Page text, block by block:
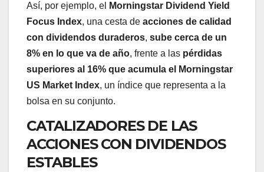
Así, por ejemplo, el
Morningstar Dividend Yield
Focus Index, una cesta de acciones de calidad
con dividendos duraderos, sube cerca de un
8% en lo que va de año, frente a las pérdidas
superiores al 16% que acumula el Morningstar
US Market Index, un índice que representa a la
bolsa en su conjunto.
CATALIZADORES DE LAS
ACCIONES CON DIVIDENDOS
ESTABLES